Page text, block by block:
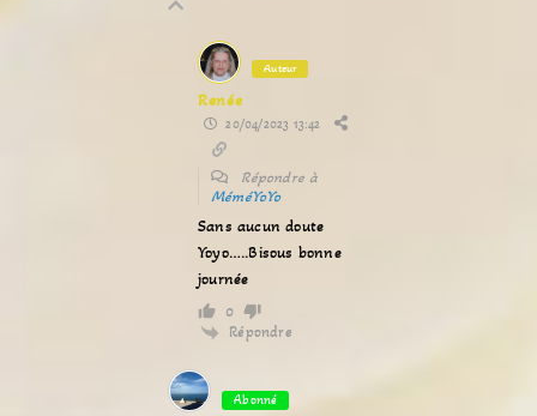
Auteur
Renée
20/04/2023 13:42
Répondre à
MéméYoYo
Sans aucun doute
Yoyo…..Bisous bonne
journée
0
Répondre
Abonné